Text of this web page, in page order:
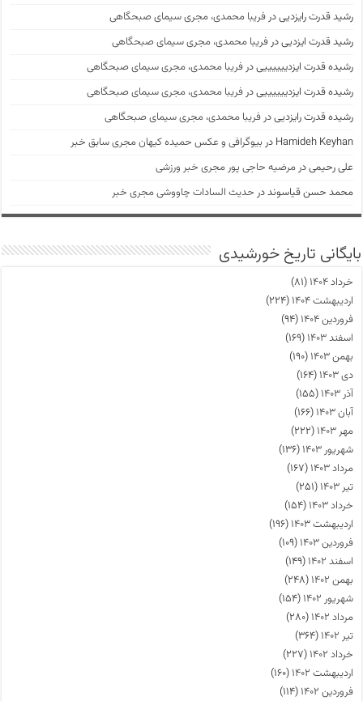
رشید قدرت رایزدییدرفریبا محمدی، مجری سیمای صبحگاهی
رشید قدرت ایزدییدرفریبا محمدی، مجری سیمای صبحگاهی
رشیده قدرت ایزدیییییییدرفریبا محمدی، مجری سیمای صبحگاهی
رشیده قدرت ایزدیییییییدرفریبا محمدی، مجری سیمای صبحگاهی
رشیده قدرت رایزدییدرفریبا محمدی، مجری سیمای صبحگاهی
Hamideh Keyhan در بیوگرافی و عکس حمیده کیهان مجری سابق خبر
علی رحیمیدرمرضیه حاجی پور مجری خبر ورزشی
محمد حسن قیاسونددر حدیث السادات چاووشی مجری خبر
بایگانی تاریخ خورشیدی
خرداد ۱۴۰۴
(۸۱)
اردیبهشت ۱۴۰۴
(۲۲۴)
فروردین ۱۴۰۴
(۹۴)
اسفند ۱۴۰۳
(۱۶۹)
بهمن ۱۴۰۳
(۱۹۰)
دی ۱۴۰۳
(۱۶۴)
آذر ۱۴۰۳
(۱۵۵)
آبان ۱۴۰۳
(۱۶۶)
مهر ۱۴۰۳
(۲۲۲)
شهریور ۱۴۰۳
(۱۳۶)
مرداد ۱۴۰۳
(۱۶۷)
تیر ۱۴۰۳
(۲۵۱)
خرداد ۱۴۰۳
(۱۵۴)
اردیبهشت ۱۴۰۳
(۱۹۶)
فروردین ۱۴۰۳
(۱۰۹)
اسفند ۱۴۰۲
(۱۴۹)
بهمن ۱۴۰۲
(۲۴۸)
شهریور ۱۴۰۲
(۱۵۴)
مرداد ۱۴۰۲
(۲۸۰)
تیر ۱۴۰۲
(۳۶۴)
خرداد ۱۴۰۲
(۲۲۷)
اردیبهشت ۱۴۰۲
(۱۶۰)
فروردین ۱۴۰۲
(۱۱۴)